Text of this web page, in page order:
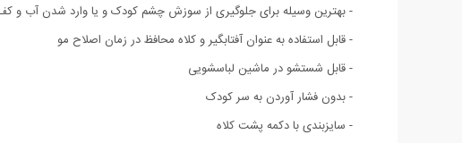
- بهترین وسیله برای جلوگیری از سوزش چشم کودک و یا وارد شدن آب و
- قابل استفاده به عنوان آفتابگیر و کلاه محافظ در زمان اصلاح مو
- قابل شستشو در ماشین لباسشویی
- بدون فشار آوردن به سر کودک
- سایزبندی با دکمه پشت کلاه